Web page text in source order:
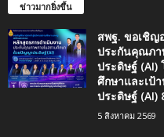
ข่าวมากยิ่งขึ้น
สพฐ. ขอเชิญ
ประกันคุณภา
ประดิษฐ์ (AI)
ศึกษาและเป้
ประดิษฐ์ (AI)
5 สิงหาคม 2569